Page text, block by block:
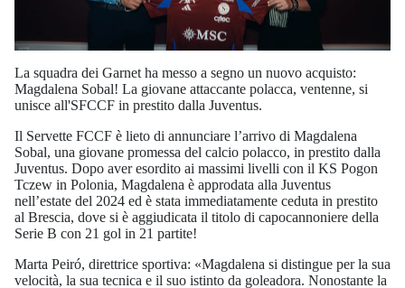
La squadra dei Garnet ha messo a segno un nuovo acquisto:
Magdalena Sobal! La giovane attaccante polacca, ventenne, si
unisce all'SFCCF in prestito dalla Juventus.
Il Servette FCCF è lieto di annunciare l’arrivo di Magdalena
Sobal, una giovane promessa del calcio polacco, in prestito dalla
Juventus. Dopo aver esordito ai massimi livelli con il KS Pogon
Tczew in Polonia, Magdalena è approdata alla Juventus
nell’estate del 2024 ed è stata immediatamente ceduta in prestito
al Brescia, dove si è aggiudicata il titolo di capocannoniere della
Serie B con 21 gol in 21 partite!
Marta Peiró, direttrice sportiva: «Magdalena si distingue per la sua
velocità, la sua tecnica e il suo istinto da goleadora. Nonostante la